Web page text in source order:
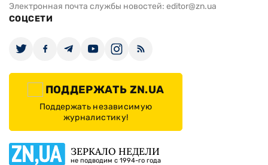
Электронная почта службы новостей: editor@zn.ua
СОЦСЕТИ
ПОДДЕРЖАТЬ ZN.UA
Поддержать независимую
журналистику!
ЗЕРКАЛО НЕДЕЛИ
не подводим с 1994-го года